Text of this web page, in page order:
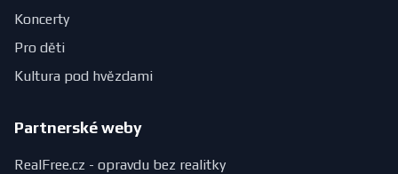
Koncerty
Pro děti
Kultura pod hvězdami
Partnerské weby
RealFree.cz - opravdu bez realitky